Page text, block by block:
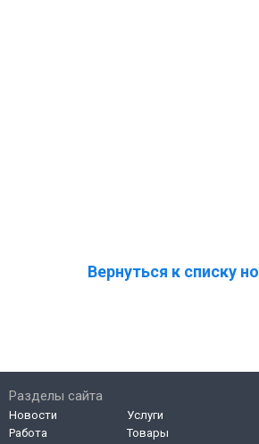
Вернуться к списку
Разделы сайта
Новости
Работа
Услуги
Товары